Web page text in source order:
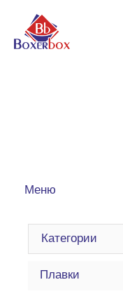
Меню
Категории
Плавки